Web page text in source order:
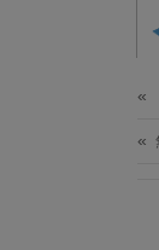
コンテンツへスキ